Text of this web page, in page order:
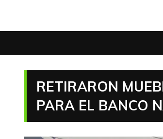
RETIRARON
PARA EL BANCO